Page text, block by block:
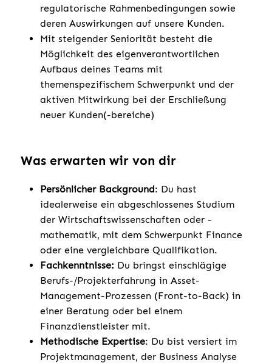
regulatorische Rahmenbedingungen sowie
deren Auswirkungen auf unsere Kunden.
Mit steigender Seniorität besteht die
Möglichkeit des eigenverantwortlichen
Aufbaus deines Teams mit
themenspezifischem Schwerpunkt und der
aktiven Mitwirkung bei der Erschließung
neuer Kunden(-bereiche)
Was erwarten wir von dir
Persönlicher Background: Du hast
idealerweise ein abgeschlossenes Studium
der Wirtschaftswissenschaften oder -
mathematik, mit dem Schwerpunkt Finance
oder eine vergleichbare Qualifikation.
Fachkenntnisse: Du bringst einschlägige
Berufs-/Projekterfahrung in Asset-
Management-Prozessen (Front-to-Back) in
einer Beratung oder bei einem
Finanzdienstleister mit.
Methodische Expertise: Du bist versiert im
Projektmanagement, der Business Analyse